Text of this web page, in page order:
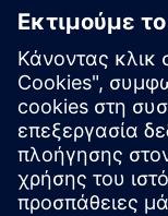
Βοηθός AI για
Έχετε ερωτήσεις ή